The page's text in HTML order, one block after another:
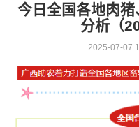
今日全国各地肉
分析（
2025-07-07